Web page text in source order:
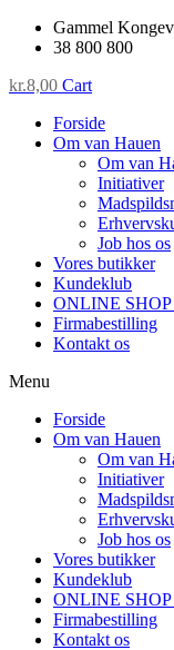
Skip
Gammel
38 800 800
kr.8,00 Cart
Forside
Om van Hauen
Om van
Initiativer
Job hos os
Vores butikker
Kundeklub
ONLINE
Firmabestilling
Kontakt os
Menu
Forside
Om van Hauen
Om van
Initiativer
Job hos os
Vores butikker
Kundeklub
ONLINE
Firmabestilling
Kontakt os